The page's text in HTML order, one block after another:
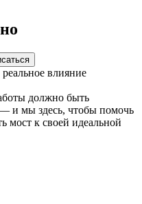
должно быть
и мы здесь, чтобы помочь
мост к своей идеальной